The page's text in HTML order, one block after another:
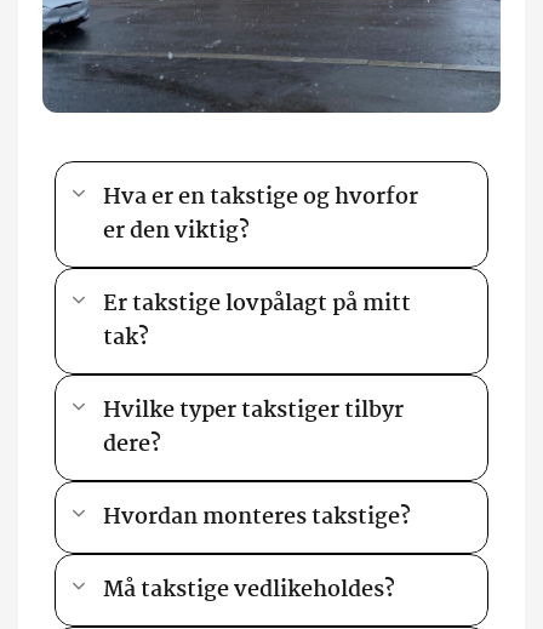
Hva er en takstige og hvorfor
er den viktig?
Er takstige lovpålagt på mitt
tak?
Hvilke typer takstiger tilbyr
dere?
Hvordan monteres takstige?
Må takstige vedlikeholdes?